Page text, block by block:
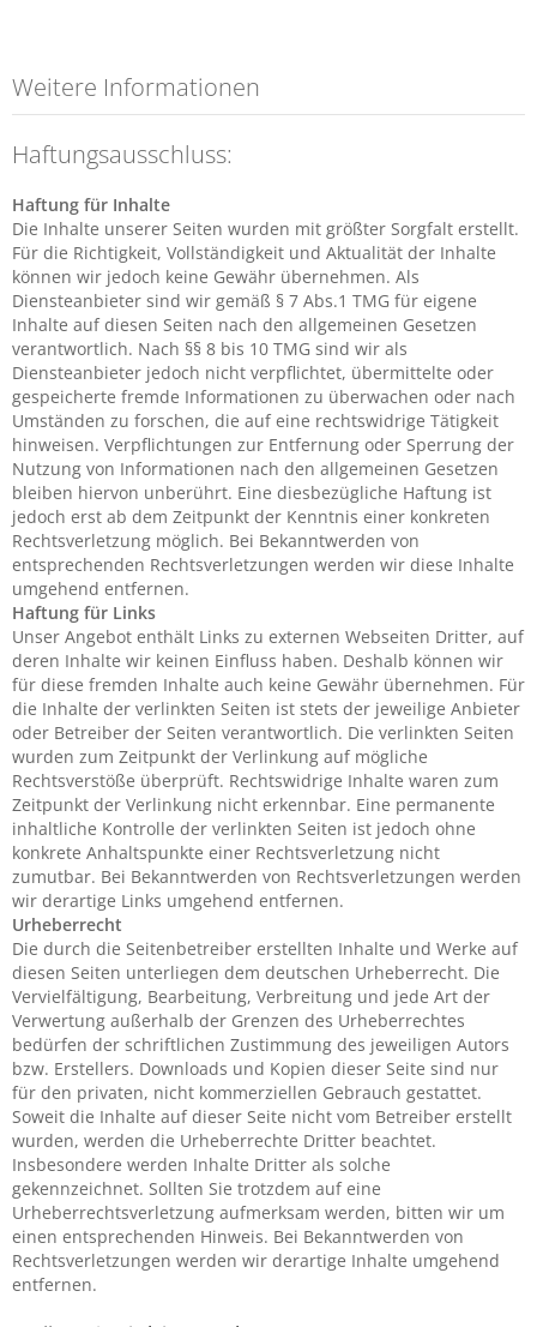
Weitere Informationen
Haftungsausschluss:
Haftung für Inhalte
Die Inhalte unserer Seiten wurden mit größter Sorgfalt erstellt.
Für die Richtigkeit, Vollständigkeit und Aktualität der Inhalte
können wir jedoch keine Gewähr übernehmen. Als
Diensteanbieter sind wir gemäß § 7 Abs.1 TMG für eigene
Inhalte auf diesen Seiten nach den allgemeinen Gesetzen
verantwortlich. Nach §§ 8 bis 10 TMG sind wir als
Diensteanbieter jedoch nicht verpflichtet, übermittelte oder
gespeicherte fremde Informationen zu überwachen oder nach
Umständen zu forschen, die auf eine rechtswidrige Tätigkeit
hinweisen. Verpflichtungen zur Entfernung oder Sperrung der
Nutzung von Informationen nach den allgemeinen Gesetzen
bleiben hiervon unberührt. Eine diesbezügliche Haftung ist
jedoch erst ab dem Zeitpunkt der Kenntnis einer konkreten
Rechtsverletzung möglich. Bei Bekanntwerden von
entsprechenden Rechtsverletzungen werden wir diese Inhalte
umgehend entfernen.
Haftung für Links
Unser Angebot enthält Links zu externen Webseiten Dritter, auf
deren Inhalte wir keinen Einfluss haben. Deshalb können wir
für diese fremden Inhalte auch keine Gewähr übernehmen. Für
die Inhalte der verlinkten Seiten ist stets der jeweilige Anbieter
oder Betreiber der Seiten verantwortlich. Die verlinkten Seiten
wurden zum Zeitpunkt der Verlinkung auf mögliche
Rechtsverstöße überprüft. Rechtswidrige Inhalte waren zum
Zeitpunkt der Verlinkung nicht erkennbar. Eine permanente
inhaltliche Kontrolle der verlinkten Seiten ist jedoch ohne
konkrete Anhaltspunkte einer Rechtsverletzung nicht
zumutbar. Bei Bekanntwerden von Rechtsverletzungen werden
wir derartige Links umgehend entfernen.
Urheberrecht
Die durch die Seitenbetreiber erstellten Inhalte und Werke auf
diesen Seiten unterliegen dem deutschen Urheberrecht. Die
Vervielfältigung, Bearbeitung, Verbreitung und jede Art der
Verwertung außerhalb der Grenzen des Urheberrechtes
bedürfen der schriftlichen Zustimmung des jeweiligen Autors
bzw. Erstellers. Downloads und Kopien dieser Seite sind nur
für den privaten, nicht kommerziellen Gebrauch gestattet.
Soweit die Inhalte auf dieser Seite nicht vom Betreiber erstellt
wurden, werden die Urheberrechte Dritter beachtet.
Insbesondere werden Inhalte Dritter als solche
gekennzeichnet. Sollten Sie trotzdem auf eine
Urheberrechtsverletzung aufmerksam werden, bitten wir um
einen entsprechenden Hinweis. Bei Bekanntwerden von
Rechtsverletzungen werden wir derartige Inhalte umgehend
entfernen.